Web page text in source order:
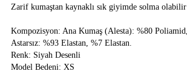
Zarif kumaştan kaynaklı sık giyimde solma olabilir
Kompozisyon: Ana Kumaş (Alesta): %80
Astarsız: %93 Elastan, %7 Elastan.
Renk: Siyah Desenli
Model Bedeni: XS